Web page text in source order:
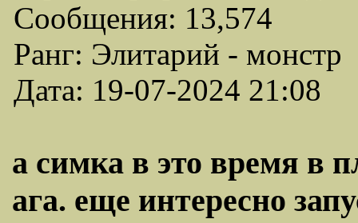
Сообщения: 13,574
Ранг: Элитарий - монстр
Дата: 19-07-2024 21:08
а симка в это время в
ага. еще интересно